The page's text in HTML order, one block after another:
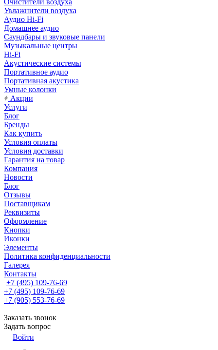
Очистители воздуха
Увлажнители воздуха
Аудио Hi-Fi
Домашнее аудио
Саундбары и звуковые панели
Музыкальные центры
Hi-Fi
Акустические системы
Портативное аудио
Портативная акустика
Умные колонки
Акции
Услуги
Блог
Бренды
Как купить
Условия оплаты
Условия доставки
Гарантия на товар
Компания
Новости
Блог
Отзывы
Поставщикам
Реквизиты
Оформление
Кнопки
Иконки
Элементы
Политика конфиденциальности
Галерея
Контакты
+7 (495) 109-76-69
+7 (495) 109-76-69
+7 (905) 553-76-69
Заказать звонок
Задать вопрос
Войти